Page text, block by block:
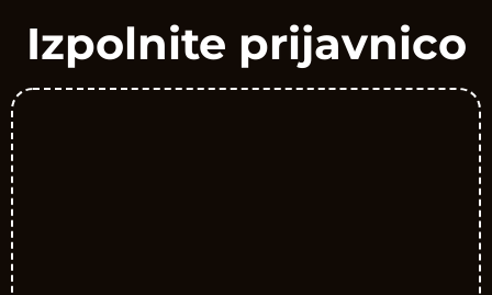
Izpolnite prijavnico